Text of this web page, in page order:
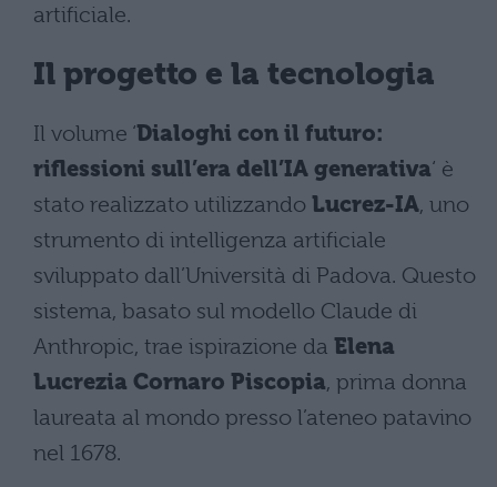
artificiale.
Il progetto e la tecnologia
Il volume ‘Dialoghi con il futuro:
riflessioni sull’era dell’IA generativa‘ è
stato realizzato utilizzando Lucrez-IA, uno
strumento di intelligenza artificiale
sviluppato dall’Università di Padova. Questo
sistema, basato sul modello Claude di
Anthropic, trae ispirazione da Elena
Lucrezia Cornaro Piscopia, prima donna
laureata al mondo presso l’ateneo patavino
nel 1678.